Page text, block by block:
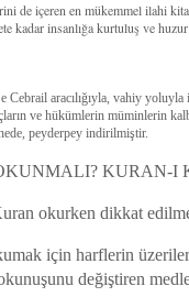
de içeren en mükemmel ilahi
kadar insanlığa kurtuluş ve
Cebrail aracılığıyla, vahiy
ve hükümlerin müminlerin
peyderpey indirilmiştir.
KURAN-I
okurken dikkat
için harflerin
değiştiren